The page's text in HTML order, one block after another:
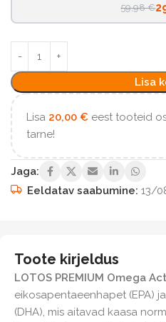
59,98 €
Lisa
Lisa 20,00 € eest tooteid
tarne!
Jaga:
Eeldatav saabumine: 13/
Toote kirjeldus
LOTOS PREMIUM Omega
eikosapentaeenhapet (EPA)
(DHA), mis aitavad kaasa